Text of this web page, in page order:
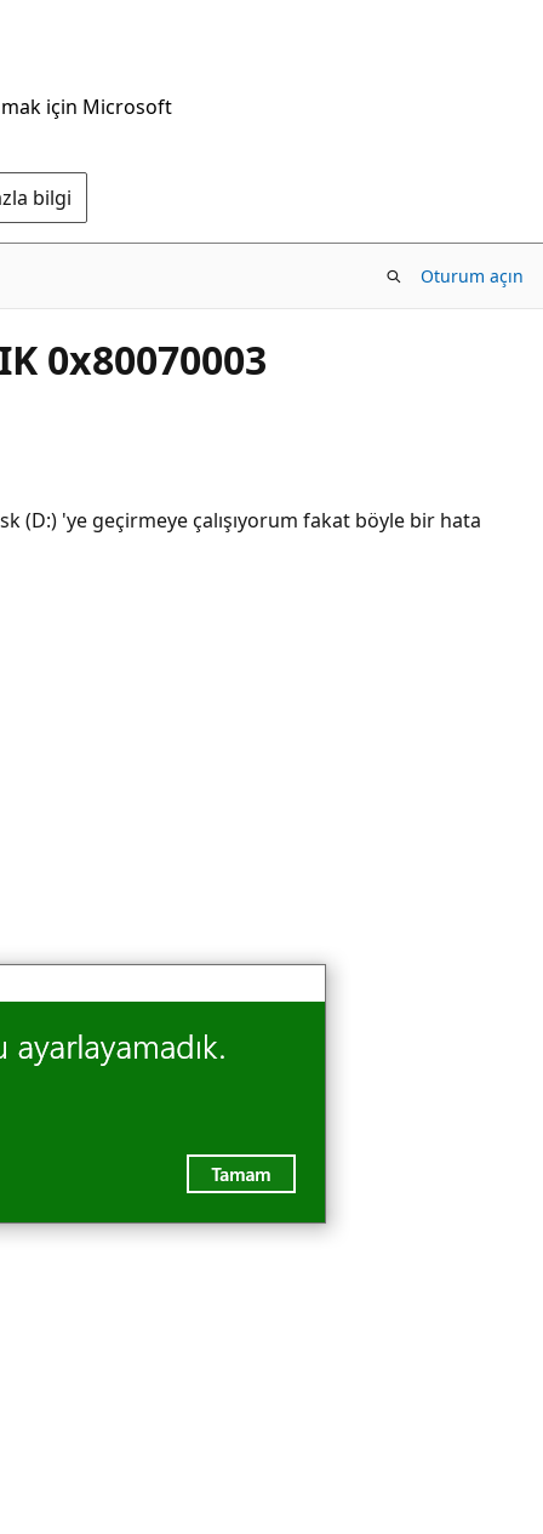
için Microsoft
bilgi
Oturum açın
0x80070003
(D:) 'ye geçirmeye çalışıyorum fakat böyle bir hata